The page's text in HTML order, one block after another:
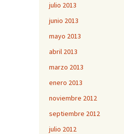
julio 2013
junio 2013
mayo 2013
abril 2013
marzo 2013
enero 2013
noviembre 2012
septiembre 2012
julio 2012